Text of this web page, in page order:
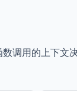
调用的上下文